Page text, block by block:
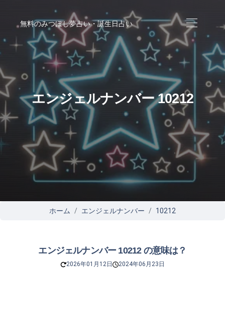
無料のみつぼし夢占い・誕生日占い
エンジェルナンバー 10212
ホーム エンジェルナンバー 10212
エンジェルナンバー 10212 の意味は？
2026年01月12日 2024年06月23日